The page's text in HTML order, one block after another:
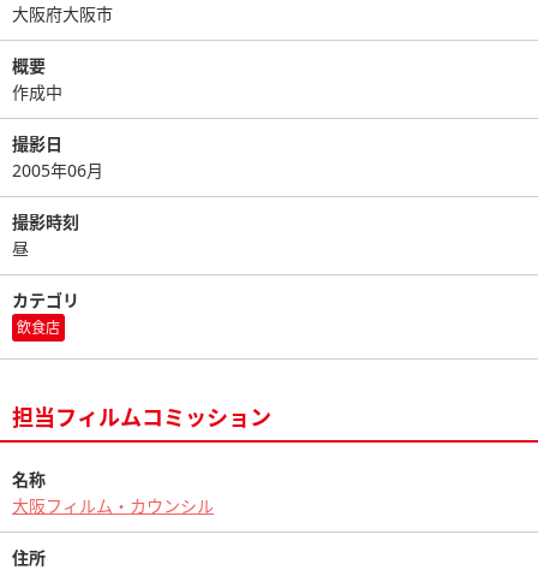
大阪府大阪市
概要
作成中
撮影日
2005年06月
撮影時刻
昼
カテゴリ
飲食店
担当フィルムコミッション
名称
大阪フィルム・カウンシル
住所